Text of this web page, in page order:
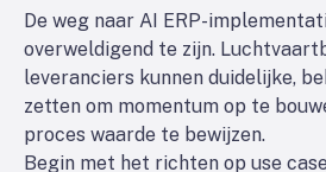
De weg naar AI ERP-
overweldigend te zijn.
leveranciers kunnen duidelijke,
zetten om momentum op te
proces waarde te bewijzen.
Begin met het richten op use